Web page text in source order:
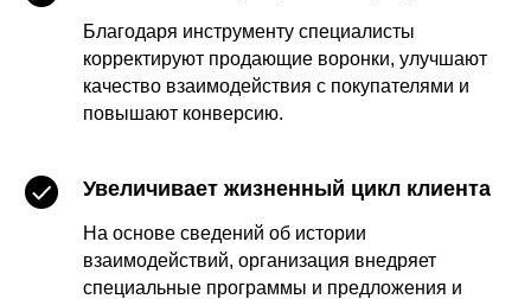
Благодаря инструменту специалисты
корректируют продающие воронки, улучшают
качество взаимодействия с покупателями и
повышают конверсию.
Увеличивает жизненный цикл клиента
На основе сведений об истории
взаимодействий, организация внедряет
специальные программы и предложения и